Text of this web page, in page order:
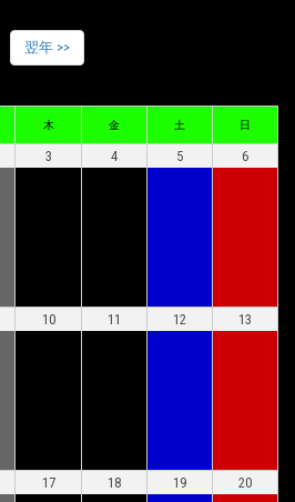
翌年 >>
木 金 土 日
3 4 5 6
10 11 12 13
17 18 19 20